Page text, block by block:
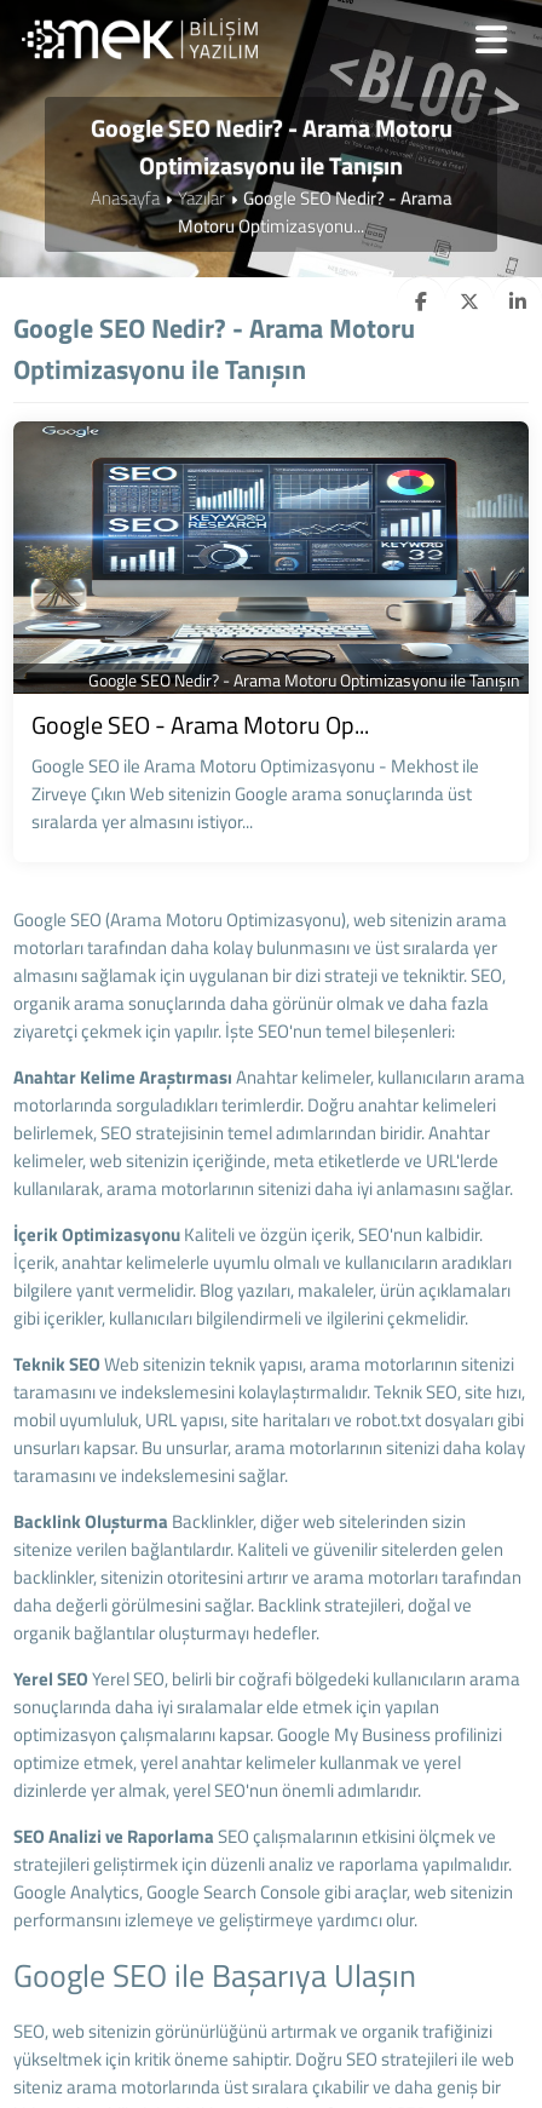
Google SEO Nedir? - Arama Motoru
Optimizasyonu ile Tanışın
Anasayfa Yazılar
Google SEO Nedir? - Arama
Motoru Optimizasyonu...
Google SEO Nedir? - Arama Motoru
Optimizasyonu ile Tanışın
Google SEO Nedir? - Arama Motoru Optimizasyonu ile Tanışın
Google SEO - Arama Motoru Op...
Google SEO ile Arama Motoru Optimizasyonu - Mekhost ile
Zirveye Çıkın Web sitenizin Google arama sonuçlarında üst
sıralarda yer almasını istiyor...
Google SEO (Arama Motoru Optimizasyonu), web sitenizin arama
motorları tarafından daha kolay bulunmasını ve üst sıralarda yer
almasını sağlamak için uygulanan bir dizi strateji ve tekniktir. SEO,
organik arama sonuçlarında daha görünür olmak ve daha fazla
ziyaretçi çekmek için yapılır. İşte SEO'nun temel bileşenleri:
Anahtar Kelime AraştırmasıAnahtar kelimeler, kullanıcıların arama
motorlarında sorguladıkları terimlerdir. Doğru anahtar kelimeleri
belirlemek, SEO stratejisinin temel adımlarından biridir. Anahtar
kelimeler, web sitenizin içeriğinde, meta etiketlerde ve URL'lerde
kullanılarak, arama motorlarının sitenizi daha iyi anlamasını sağlar.
İçerik OptimizasyonuKaliteli ve özgün içerik, SEO'nun kalbidir.
İçerik, anahtar kelimelerle uyumlu olmalı ve kullanıcıların aradıkları
bilgilere yanıt vermelidir. Blog yazıları, makaleler, ürün açıklamaları
gibi içerikler, kullanıcıları bilgilendirmeli ve ilgilerini çekmelidir.
Teknik SEOWeb sitenizin teknik yapısı, arama motorlarının sitenizi
taramasını ve indekslemesini kolaylaştırmalıdır. Teknik SEO, site hızı,
mobil uyumluluk, URL yapısı, site haritaları ve robot.txt dosyaları gibi
unsurları kapsar. Bu unsurlar, arama motorlarının sitenizi daha kolay
taramasını ve indekslemesini sağlar.
Backlink Oluşturma Backlinkler, diğer web sitelerinden sizin
sitenize verilen bağlantılardır. Kaliteli ve güvenilir sitelerden gelen
backlinkler, sitenizin otoritesini artırır ve arama motorları tarafından
daha değerli görülmesini sağlar. Backlink stratejileri, doğal ve
organik bağlantılar oluşturmayı hedefler.
Yerel SEOYerel SEO, belirli bir coğrafi bölgedeki kullanıcıların arama
sonuçlarında daha iyi sıralamalar elde etmek için yapılan
optimizasyon çalışmalarını kapsar. Google My Business profilinizi
optimize etmek, yerel anahtar kelimeler kullanmak ve yerel
dizinlerde yer almak, yerel SEO'nun önemli adımlarıdır.
SEO Analizi ve RaporlamaSEO çalışmalarının etkisini ölçmek ve
stratejileri geliştirmek için düzenli analiz ve raporlama yapılmalıdır.
Google Analytics, Google Search Console gibi araçlar, web sitenizin
performansını izlemeye ve geliştirmeye yardımcı olur.
Google SEO ile Başarıya Ulaşın
SEO, web sitenizin görünürlüğünü artırmak ve organik trafiğinizi
yükseltmek için kritik öneme sahiptir. Doğru SEO stratejileri ile web
siteniz arama motorlarında üst sıralara çıkabilir ve daha geniş bir